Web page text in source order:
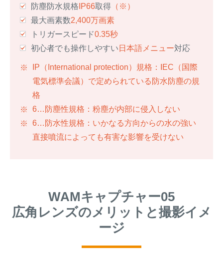
防塵防水規格 IP66取得 （※）
最大画素数2,400万画素
トリガースピード0.35秒
初心者でも操作しやすい 日本語メニュー対応
IP（International protection）規格：IEC（国際
電気標準会議）で定められている防水防塵の規
格
6…防塵性規格：粉塵が内部に侵入しない
6…防水性規格：いかなる方向からの水の強い
直接噴流によっても有害な影響を受けない
WAMキャプチャー05
広角レンズのメリットと撮影イメ
ージ